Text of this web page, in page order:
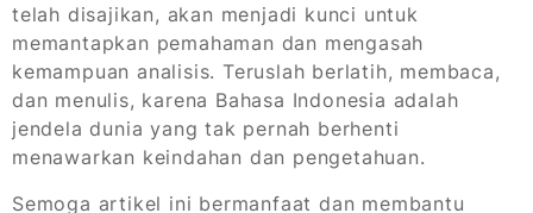
telah disajikan, akan menjadi kunci untuk
memantapkan pemahaman dan mengasah
kemampuan analisis. Teruslah berlatih, membaca,
dan menulis, karena Bahasa Indonesia adalah
jendela dunia yang tak pernah berhenti
menawarkan keindahan dan pengetahuan.
Semoga artikel ini bermanfaat dan membantu